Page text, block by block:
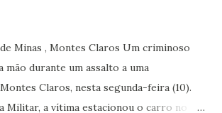
Minas , Montes Claros Um criminoso
durante um assalto a uma
Claros, nesta segunda-feira (10).
Militar, a vítima estacionou o carro no